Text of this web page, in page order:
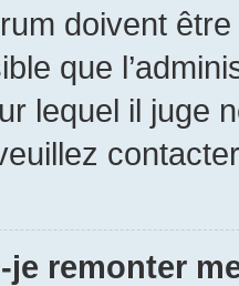
doivent
que
lequel il juge
je remonter